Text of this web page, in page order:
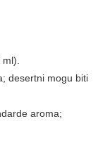
ml).
desertni mogu biti
aroma;